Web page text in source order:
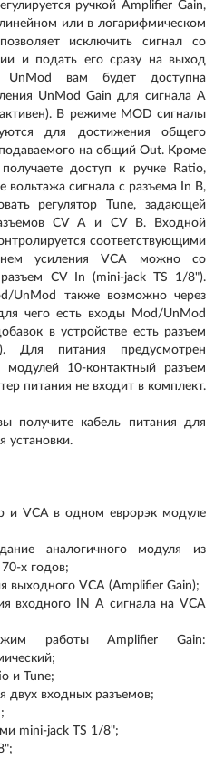
ручкой Amplifier Gain,
или в логарифмическом
исключить сигнал со
и подать его сразу на выход
вам будет доступна
UnMod Gain для сигнала А
В режиме MOD сигналы
для достижения общего
на общий Out. Кроме
доступ к ручке Ratio,
сигнала с разъема In B,
регулятор Tune, задающей
CV A и CV B. Входной
соответствующими
усиления VCA можно со
CV In (mini-jack TS 1/8").
UnMod также возможно через
чего есть входы Mod/UnMod
в устройстве есть разъем
Для питания предусмотрен
10-контактный разъем
питания не входит в комплект.
получите кабель питания для
установки.
и VCA в одном еврорэк модуле
аналогичного модуля из
х годов;
выходного VCA (Amplifier Gain);
входного IN A сигнала на VCA
работы Amplifier Gain:
и Tune;
двух входных разъемов;
mini-jack TS 1/8";